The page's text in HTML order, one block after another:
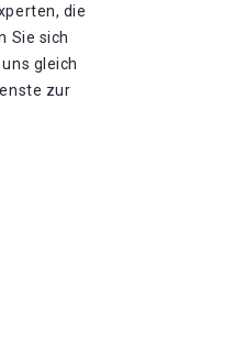
die
Sie sich
gleich
zur